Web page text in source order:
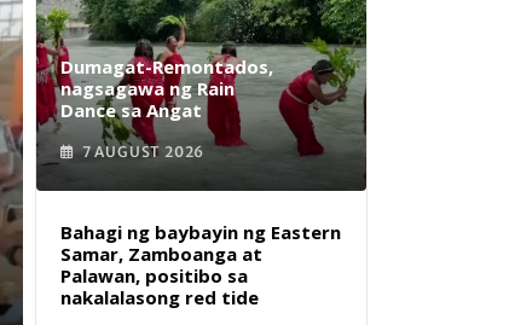
Dumagat-Remontados,
nagsagawa ng Rain
Dance sa Angat
7 AUGUST 2026
Bahagi ng baybayin ng Eastern
Samar, Zamboanga at
Palawan, positibo sa
nakalalasong red tide